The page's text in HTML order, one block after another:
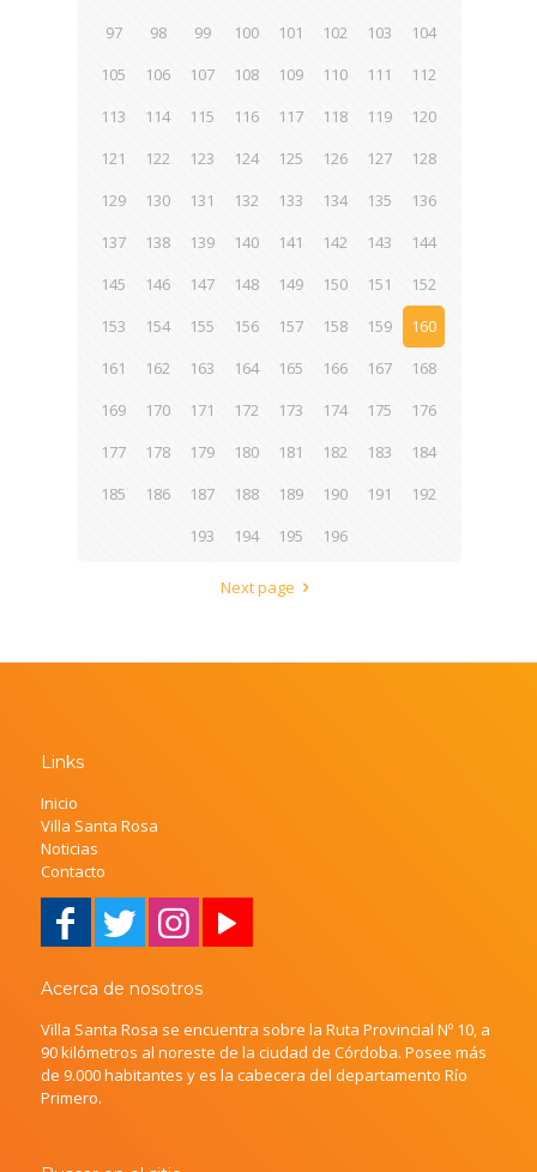
97
98 99 100 101 102 103
104
105
106 107 108 109 110 111
112
113
114 115 116 117 118 119
120
121
122 123 124 125 126 127
128
129
130 131 132 133 134 135
136
137
138 139 140 141 142 143
144
145
146 147 148 149 150 151
152
153
154 155 156 157 158 159
160
161
162 163 164 165 166 167
168
169
170 171 172 173 174 175
176
177
178 179 180 181 182 183
184
185
186 187 188 189 190 191
192
193
194 195 196
Next page
Links
Inicio
Villa Santa Rosa
Noticias
Contacto
Acerca de nosotros
Villa Santa Rosa se encuentra sobre la Ruta Provincial Nº 10, a
90 kilómetros al noreste de la ciudad de Córdoba. Posee más
de 9.000 habitantes y es la cabecera del departamento Río
Primero.